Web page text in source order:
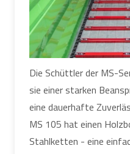
Die Schüttler der MS-
sie einer starken
eine dauerhafte
MS 105 hat einen
Stahlketten - eine